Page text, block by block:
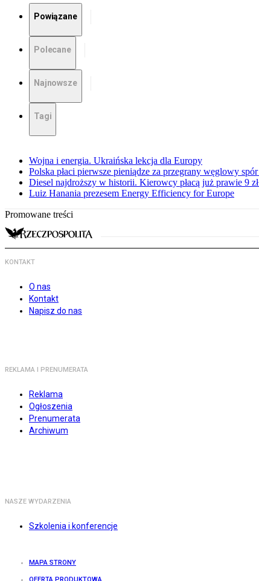
Powiązane
Polecane
Najnowsze
Tagi
Wojna i energia. Ukraińska lekcja dla Europy
Polska płaci pierwsze pieniądze za przegrany węglowy
Diesel najdroższy w historii. Kierowcy płacą już prawie 9
Luiz Hanania prezesem Energy Efficiency for Europe
Promowane treści
KONTAKT
O nas
Kontakt
Napisz do nas
REKLAMA I PRENUMERATA
Reklama
Ogłoszenia
Prenumerata
Archiwum
NASZE WYDARZENIA
Szkolenia i konferencje
MAPA STRONY